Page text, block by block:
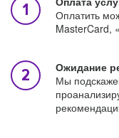
Оплатить
MasterCard,
Ожидание
Мы